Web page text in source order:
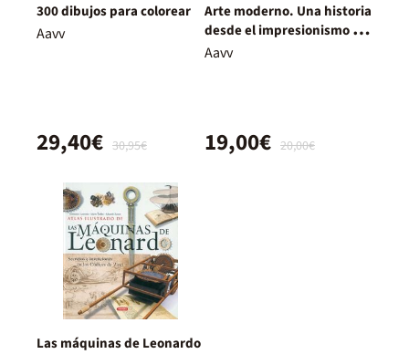
300 dibujos para colorear
Aavv
30,95€
29,40€
Arte moderno. Una historia
desde el impresionismo a
la actualidad
Aavv
20,00€
19,00€
Las máquinas de Leonardo